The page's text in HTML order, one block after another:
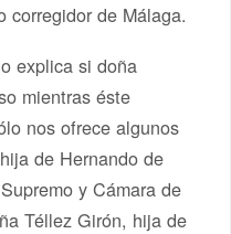
corregidor de Málaga.
explica si doña
mientras éste
nos ofrece algunos
de Hernando de
y Cámara de
Téllez Girón, hija de